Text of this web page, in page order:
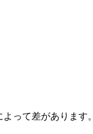
って差があります。